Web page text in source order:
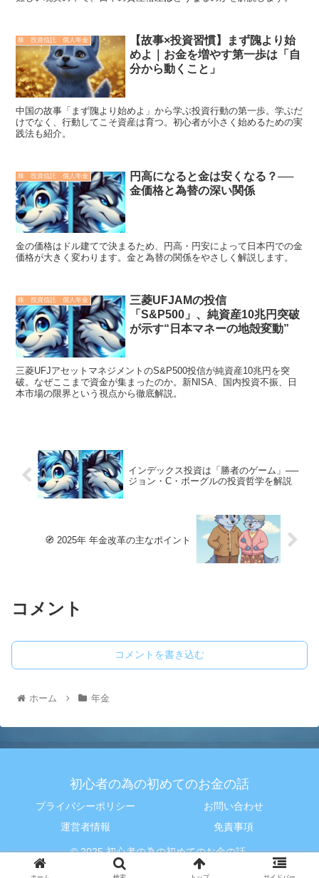
株 投資信託 個人年金
【故事×投資習慣】まず隗より始
めよ｜お金を増やす第一歩は「自
分から動くこと」
中国の故事「まず隗より始めよ」から学ぶ投資行動の第一歩。学ぶだ
けでなく、行動してこそ資産は育つ。初心者が小さく始めるための実
践法も紹介。
株 投資信託 個人年金
円高になると金は安くなる？──
金価格と為替の深い関係
金の価格はドル建てで決まるため、円高・円安によって日本円での金
価格が大きく変わります。金と為替の関係をやさしく解説します。
株 投資信託 個人年金
三菱UFJAMの投信
「S&P500」、純資産10兆円突破
が示す“日本マネーの地殻変動”
三菱UFJアセットマネジメントのS&P500投信が純資産10兆円を突
破。なぜここまで資金が集まったのか。新NISA、国内投資不振、日
本市場の限界という視点から徹底解説。
インデックス投資は「勝者のゲーム」──
ジョン・C・ボーグルの投資哲学を解説
🧭 2025年 年金改革の主なポイント
コメント
コメントを書き込む
ホーム 年金
初心者の為の初めてのお金の話
プライバシーポリシー
お問い合わせ
運営者情報
免責事項
© 2025 初心者の為の初めてのお金の話.